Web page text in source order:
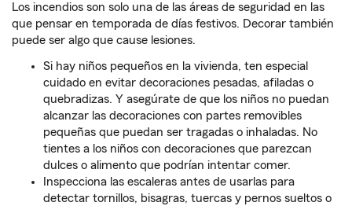
Los incendios son solo una de las áreas de seguridad en las
que pensar en temporada de días festivos. Decorar también
puede ser algo que cause lesiones.
Si hay niños pequeños en la vivienda, ten especial
cuidado en evitar decoraciones pesadas, afiladas o
quebradizas. Y asegúrate de que los niños no puedan
alcanzar las decoraciones con partes removibles
pequeñas que puedan ser tragadas o inhaladas. No
tientes a los niños con decoraciones que parezcan
dulces o alimento que podrían intentar comer.
Inspecciona las escaleras antes de usarlas para
detectar tornillos, bisagras, tuercas y pernos sueltos o